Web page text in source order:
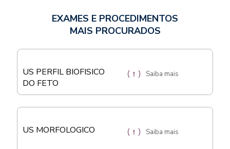
EXAMES E PROCEDIMENTOS
MAIS PROCURADOS
US PERFIL BIOFISICO
DO FETO
Saiba mais
US MORFOLOGICO Saiba mais